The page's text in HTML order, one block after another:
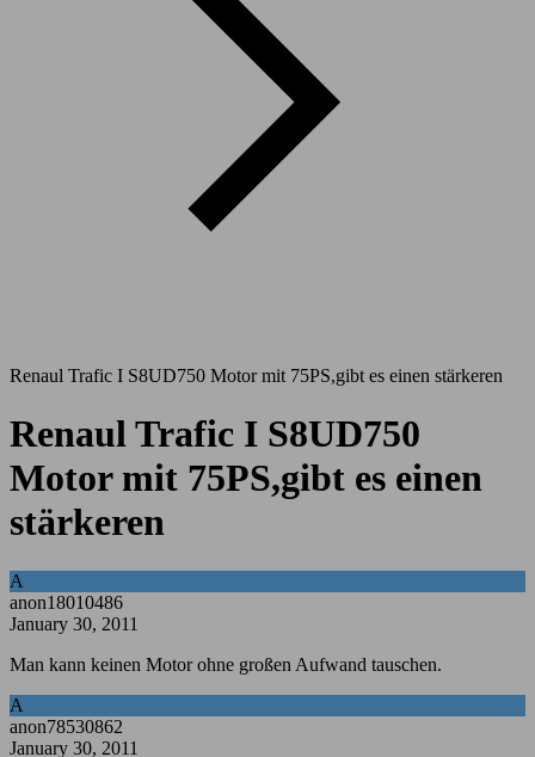
Renaul Trafic I S8UD750 Motor mit 75PS,gibt es einen stärkeren
Renaul Trafic I S8UD750
Motor mit 75PS,gibt es einen
stärkeren
A
anon18010486
January 30, 2011
Man kann keinen Motor ohne großen Aufwand tauschen.
A
anon78530862
January 30, 2011